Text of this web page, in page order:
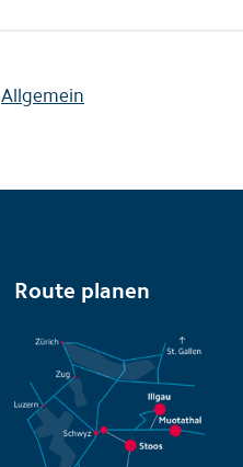
Allgemein
Route planen